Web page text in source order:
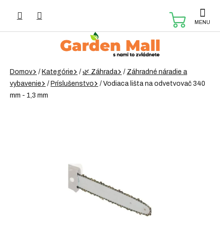
Domov / Kategórie / 🌿 Záhrada / Záhradné náradie a
vybavenie
/ Príslušenstvo / Vodiaca lišta na odvetvovač 340
mm - 1,3 mm